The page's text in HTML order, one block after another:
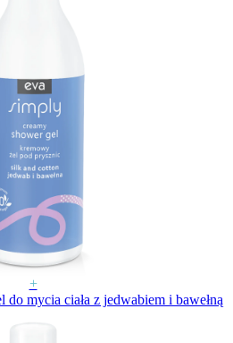
+
mycia ciała z jedwabiem i bawełną